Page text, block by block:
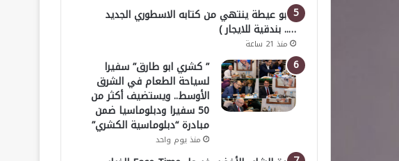
( أبو عيطة ينتهي من كتابه الاسطوري الجديد
….. بندقية للايجار )
منذ 21 ساعة
” كشري ابو طارق” سفيرا
لسياحة الطعام في الشرق
الأوسط.. ويستضيف أكثر من
50 سفيرا ودبلوماسيا ضمن
مبادرة “دبلوماسية الكشري”
منذ يوم واحد